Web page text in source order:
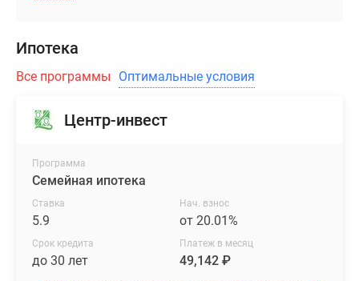
Ипотека
Все программы Оптимальные условия
Центр-инвест
Программа
Семейная ипотека
Ставка
5.9
Нач. взнос
от 20.01%
Срок кредита
до 30 лет
Платеж в месяц
49,142 ₽